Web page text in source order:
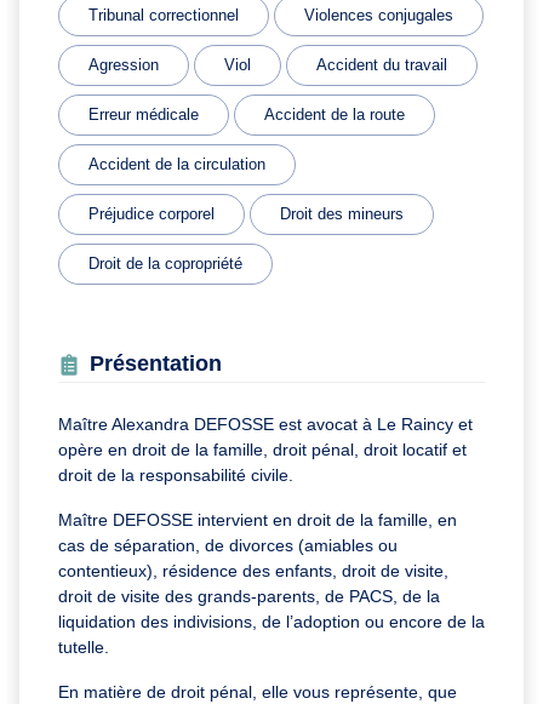
Tribunal correctionnel Violences conjugales
Agression Viol Accident du travail
Erreur médicale Accident de la route
Accident de la circulation
Préjudice corporel Droit des mineurs
Droit de la copropriété
Présentation
Maître Alexandra DEFOSSE est avocat à Le Raincy et
opère en droit de la famille, droit pénal, droit locatif et
droit de la responsabilité civile.
Maître DEFOSSE intervient en droit de la famille, en
cas de séparation, de divorces (amiables ou
contentieux), résidence des enfants, droit de visite,
droit de visite des grands-parents, de PACS, de la
liquidation des indivisions, de l’adoption ou encore de la
tutelle.
En matière de droit pénal, elle vous représente, que